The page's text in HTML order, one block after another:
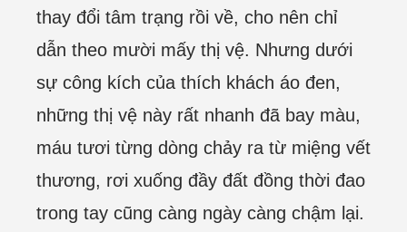
thay đổi tâm trạng rồi về, cho nên chỉ
dẫn theo mười mấy thị vệ. Nhưng dưới
sự công kích của thích khách áo đen,
những thị vệ này rất nhanh đã bay màu,
máu tươi từng dòng chảy ra từ miệng vết
thương, rơi xuống đầy đất đồng thời đao
trong tay cũng càng ngày càng chậm lại.